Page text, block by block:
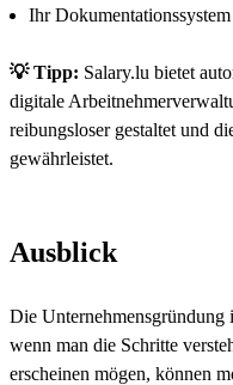
Ihr
💡 Tipp: Salary.lu bietet
digitale
reibungsloser gestaltet und
gewährleistet.
Ausblick
Die
wenn man die Schritte
erscheinen mögen, können